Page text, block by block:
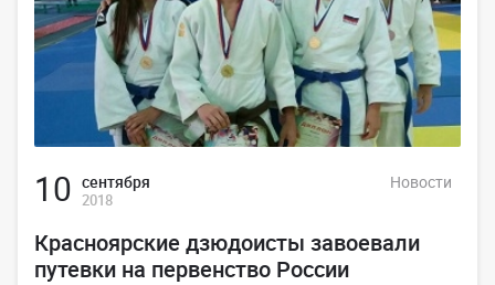
10 сентября
2018
Новости
Красноярские дзюдоисты завоевали
путевки на первенство России